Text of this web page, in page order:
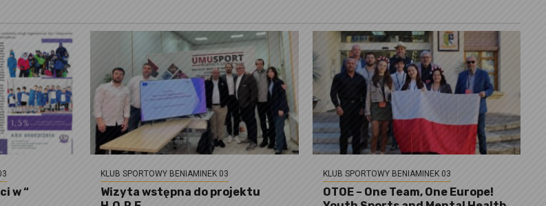
w “
KLUB SPORTOWY BENIAMINEK 03
Wizyta wstępna do projektu
KLUB SPORTOWY BENIAMINEK 03
OTOE – One Team, One Europe!